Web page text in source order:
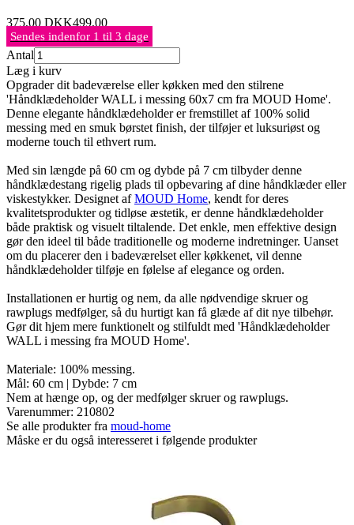
375,00DKK499,00
Sendes indenfor 1 til 3 dage
Antal
Læg i kurv
Opgrader dit badeværelse eller køkken med den stilrene
'Håndklædeholder WALL i messing 60x7 cm fra MOUD Home'.
Denne elegante håndklædeholder er fremstillet af 100% solid
messing med en smuk børstet finish, der tilføjer et luksuriøst og
moderne touch til ethvert rum.
Med sin længde på 60 cm og dybde på 7 cm tilbyder denne
håndklædestang rigelig plads til opbevaring af dine håndklæder eller
viskestykker. Designet afMOUD Home, kendt for deres
kvalitetsprodukter og tidløse æstetik, er denne håndklædeholder
både praktisk og visuelt tiltalende. Det enkle, men effektive design
gør den ideel til både traditionelle og moderne indretninger. Uanset
om du placerer den i badeværelset eller køkkenet, vil denne
håndklædeholder tilføje en følelse af elegance og orden.
Installationen er hurtig og nem, da alle nødvendige skruer og
rawplugs medfølger, så du hurtigt kan få glæde af dit nye tilbehør.
Gør dit hjem mere funktionelt og stilfuldt med 'Håndklædeholder
WALL i messing fra MOUD Home'.
Materiale: 100% messing.
Mål: 60 cm | Dybde: 7 cm
Nem at hænge op, og der medfølger skruer og rawplugs.
Varenummer: 210802
Se alle produkter fra moud-home
Måske er du også interesseret i følgende produkter